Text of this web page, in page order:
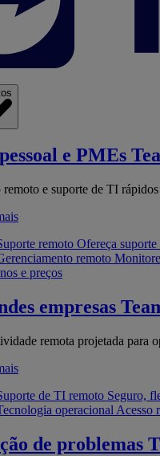
e PMEs
remoto e suporte de TI rápidos
remoto Ofereça
remoto
e preços
empresas
remota projetada para
de TI remoto Seguro,
operacional Acesso
de problemas